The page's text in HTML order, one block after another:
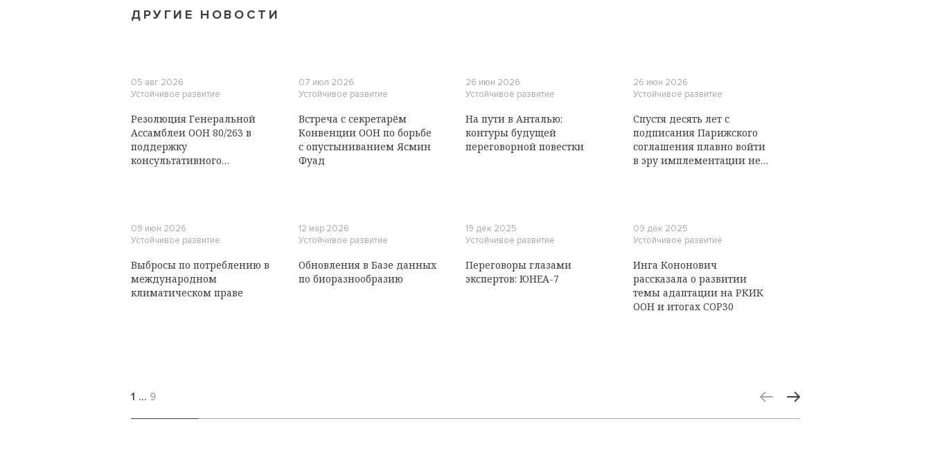
ДРУГИЕ НОВОСТИ
05 авг 2026
Устойчивое развитие
Резолюция Генеральной
Ассамблеи ООН 80/263 в
поддержку
консультативного
07 июл 2026
Устойчивое развитие
Встреча с секретарём
Конвенции ООН по борьбе
с опустыниванием Ясмин
Фуад
26 июн 2026
Устойчивое развитие
На пути в Анталью:
контуры будущей
переговорной повестки
26 июн 2026
Устойчивое развитие
Спустя десять лет с
подписания Парижского
соглашения плавно войти
в эру имплементации не
09 июн 2026
Устойчивое развитие
Выбросы по потреблению в
международном
климатическом праве
12 мар 2026
Устойчивое развитие
Обновления в Базе данных
по биоразнообразию
19 дек 2025
Устойчивое развитие
Переговоры глазами
экспертов: ЮНЕА-7
09 дек 2025
Устойчивое развитие
Инга Кононович
рассказала о развитии
темы адаптации на РКИК
ООН и итогах COP30
1 … 9